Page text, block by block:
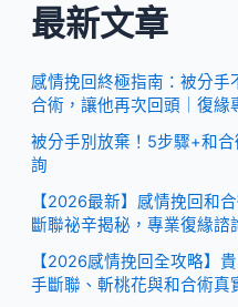
最新文章
感情挽回終極指南：被分
合術，讓他再次回頭｜復緣
被分手別放棄！5步驟+和
詢
【2026最新】感情挽回和
斷聯祕辛揭秘，專業復緣諮
【2026感情挽回全攻略】
手斷聯、斬桃花與和合術真